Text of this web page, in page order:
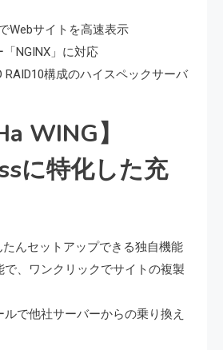
Webサイトを高速表示
「NGINX」に対応
RAID10構成のハイスペックサーバ
WING】
に特化した充
たんセットアップできる独自機能
で、ワンクリックでサイトの複製
ルで他社サーバーからの乗り換え